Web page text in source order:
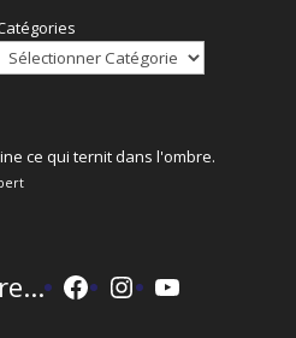
ce qui ternit dans l'ombre.
Facebook
Instagram
YouTube